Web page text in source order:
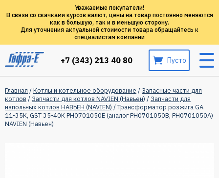
Уважаемые покупатели!
В связи со скачками курсов валют, цены на товар постоянно меняются
как в большую, так и в меньшую сторону.
Для уточнения актуальной стоимости товара обращайтесь к
специалистам компании
+7 (343) 213 40 80 Пусто
Главная /Котлы и котельное оборудование /Запасные части для
котлов /Запчасти для котлов NAVIEN (Навьен) /Запчасти для
напольных котлов НАВЬЕН (NAVIEN) / Трансформатор розжига GA
11-35K, GST 35-40K PH0701050E (аналог PH0701050B, PH0701050A)
NAVIEN (Навьен)